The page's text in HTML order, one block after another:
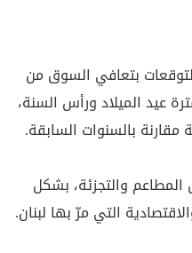
بتعافي السوق من
عيد الميلاد ورأس السنة،
مقارنة بالسنوات السابقة.
المطاعم والتجزئة، بشكل
التي مرّ بها لبنان.